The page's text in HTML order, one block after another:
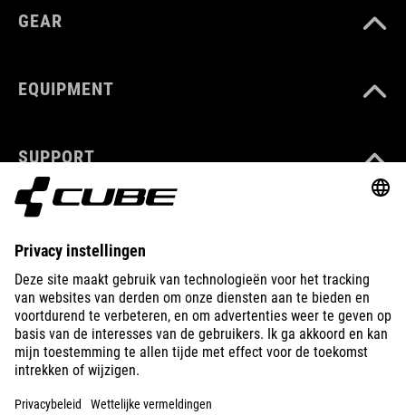
GEAR
EQUIPMENT
SUPPORT
EXPLORE